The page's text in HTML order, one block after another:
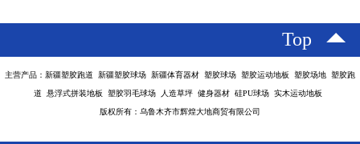
Top
主营产品：新疆塑胶跑道 新疆塑胶球场 新疆体育器材 塑胶球场 塑胶运动地板 塑胶场地 塑胶跑
道 悬浮式拼装地板 塑胶羽毛球场 人造草坪 健身器材 硅PU球场 实木运动地板
版权所有：乌鲁木齐市辉煌大地商贸有限公司